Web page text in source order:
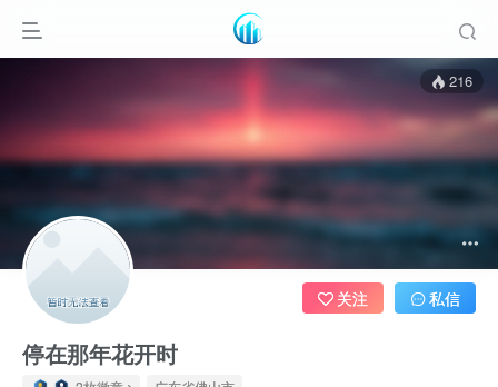
216
停在那年花开时
关注 私信